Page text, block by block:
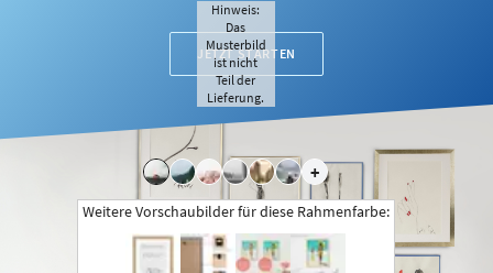
JETZT STARTEN
+
Hinweis:
Das
Musterbild
ist nicht
Teil der
Lieferung.
Weitere Vorschaubilder für diese Rahmenfarbe: